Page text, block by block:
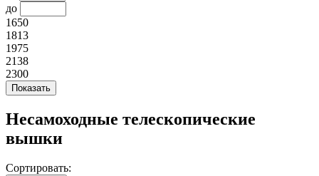
до
1650
1813
1975
2138
2300
Несамоходные телескопические
вышки
Сортировать: